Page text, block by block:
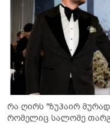
რა ღირს "ზუჰაირ მურადის" ულამაზესი საქორწინო კაბა,
რომელიც სალომე